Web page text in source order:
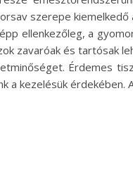
szerepe
ellenkezőleg, a
zavaróak és tartósak
Érdemes
a kezelésük